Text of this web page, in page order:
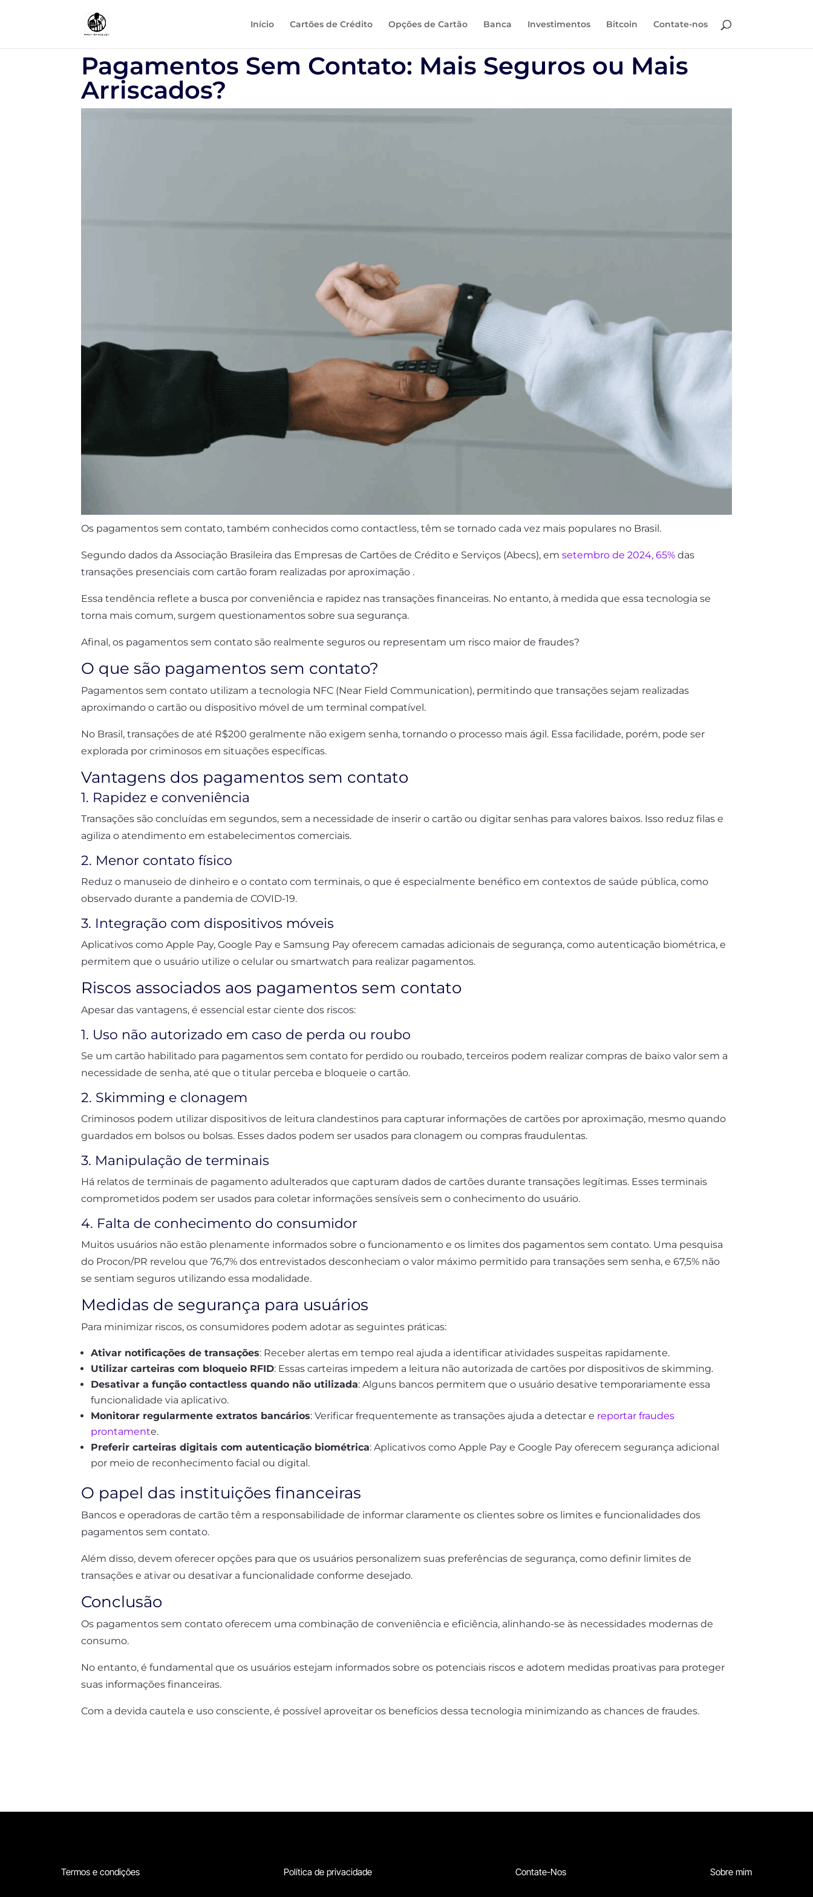
Início Cartões de Crédito Opções de Cartão Banca Investimentos Bitcoin Contate-nos
Pagamentos Sem Contato: Mais Seguros ou Mais
Arriscados?
Os pagamentos sem contato, também conhecidos como contactless, têm se tornado cada vez mais populares no Brasil.
Segundo dados da Associação Brasileira das Empresas de Cartões de Crédito e Serviços (Abecs), emsetembro de 2024, 65% das
transações presenciais com cartão foram realizadas por aproximação .
Essa tendência reflete a busca por conveniência e rapidez nas transações financeiras. No entanto, à medida que essa tecnologia se
torna mais comum, surgem questionamentos sobre sua segurança.
Afinal, os pagamentos sem contato são realmente seguros ou representam um risco maior de fraudes?
O que são pagamentos sem contato?
Pagamentos sem contato utilizam a tecnologia NFC (Near Field Communication), permitindo que transações sejam realizadas
aproximando o cartão ou dispositivo móvel de um terminal compatível.
No Brasil, transações de até R$200 geralmente não exigem senha, tornando o processo mais ágil. Essa facilidade, porém, pode ser
explorada por criminosos em situações específicas.
Vantagens dos pagamentos sem contato
1. Rapidez e conveniência
Transações são concluídas em segundos, sem a necessidade de inserir o cartão ou digitar senhas para valores baixos. Isso reduz filas e
agiliza o atendimento em estabelecimentos comerciais.
2. Menor contato físico
Reduz o manuseio de dinheiro e o contato com terminais, o que é especialmente benéfico em contextos de saúde pública, como
observado durante a pandemia de COVID-19.
3. Integração com dispositivos móveis
Aplicativos como Apple Pay, Google Pay e Samsung Pay oferecem camadas adicionais de segurança, como autenticação biométrica, e
permitem que o usuário utilize o celular ou smartwatch para realizar pagamentos.
Riscos associados aos pagamentos sem contato
Apesar das vantagens, é essencial estar ciente dos riscos:
1. Uso não autorizado em caso de perda ou roubo
Se um cartão habilitado para pagamentos sem contato for perdido ou roubado, terceiros podem realizar compras de baixo valor sem a
necessidade de senha, até que o titular perceba e bloqueie o cartão.
2. Skimming e clonagem
Criminosos podem utilizar dispositivos de leitura clandestinos para capturar informações de cartões por aproximação, mesmo quando
guardados em bolsos ou bolsas. Esses dados podem ser usados para clonagem ou compras fraudulentas.
3. Manipulação de terminais
Há relatos de terminais de pagamento adulterados que capturam dados de cartões durante transações legítimas. Esses terminais
comprometidos podem ser usados para coletar informações sensíveis sem o conhecimento do usuário.
4. Falta de conhecimento do consumidor
Muitos usuários não estão plenamente informados sobre o funcionamento e os limites dos pagamentos sem contato. Uma pesquisa
do Procon/PR revelou que 76,7% dos entrevistados desconheciam o valor máximo permitido para transações sem senha, e 67,5% não
se sentiam seguros utilizando essa modalidade.
Medidas de segurança para usuários
Para minimizar riscos, os consumidores podem adotar as seguintes práticas:
Ativar notificações de transações: Receber alertas em tempo real ajuda a identificar atividades suspeitas rapidamente.
Utilizar carteiras com bloqueio RFID: Essas carteiras impedem a leitura não autorizada de cartões por dispositivos de skimming.
Desativar a função contactless quando não utilizada: Alguns bancos permitem que o usuário desative temporariamente essa
funcionalidade via aplicativo.
Monitorar regularmente extratos bancários: Verificar frequentemente as transações ajuda a detectar e reportar fraudes
prontamente.
Preferir carteiras digitais com autenticação biométrica: Aplicativos como Apple Pay e Google Pay oferecem segurança adicional
por meio de reconhecimento facial ou digital.
O papel das instituições financeiras
Bancos e operadoras de cartão têm a responsabilidade de informar claramente os clientes sobre os limites e funcionalidades dos
pagamentos sem contato.
Além disso, devem oferecer opções para que os usuários personalizem suas preferências de segurança, como definir limites de
transações e ativar ou desativar a funcionalidade conforme desejado.
Conclusão
Os pagamentos sem contato oferecem uma combinação de conveniência e eficiência, alinhando-se às necessidades modernas de
consumo.
No entanto, é fundamental que os usuários estejam informados sobre os potenciais riscos e adotem medidas proativas para proteger
suas informações financeiras.
Com a devida cautela e uso consciente, é possível aproveitar os benefícios dessa tecnologia minimizando as chances de fraudes.
Termos e condições Política de privacidade Contate-Nos Sobre mim